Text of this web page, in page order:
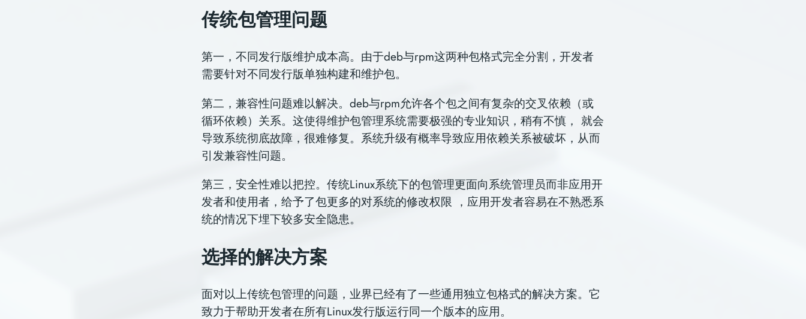
传统包管理问题
第一，不同发行版维护成本高。由于deb与rpm这两种包格式完全分割，开发者
需要针对不同发行版单独构建和维护包。
第二，兼容性问题难以解决。deb与rpm允许各个包之间有复杂的交叉依赖（或
循环依赖）关系。这使得维护包管理系统需要极强的专业知识，稍有不慎， 就会
导致系统彻底故障，很难修复。系统升级有概率导致应用依赖关系被破坏，从而
引发兼容性问题。
第三，安全性难以把控。传统Linux系统下的包管理更面向系统管理员而非应用开
发者和使用者，给予了包更多的对系统的修改权限 ，应用开发者容易在不熟悉系
统的情况下埋下较多安全隐患。
选择的解决方案
面对以上传统包管理的问题，业界已经有了一些通用独立包格式的解决方案。它
致力于帮助开发者在所有Linux发行版运行同一个版本的应用。